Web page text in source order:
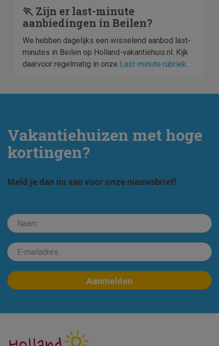
🏃 Zijn er last-minute
aanbiedingen in Beilen?
We hebben dagelijks een wisselend aanbod last-
minutes in Beilen op Holland-vakantiehuis.nl. Kijk
daarvoor regelmatig in onze Last-minute rubriek.
Vakantiehuizen met hoge
kortingen?
Meld je dan nu aan voor onze nieuwsbrief!